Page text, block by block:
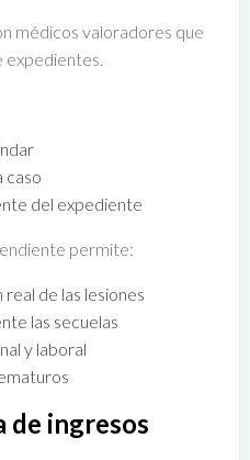
médicos valoradores que
expedientes.
caso
del expediente
permite:
de las lesiones
las secuelas
y laboral
de ingresos